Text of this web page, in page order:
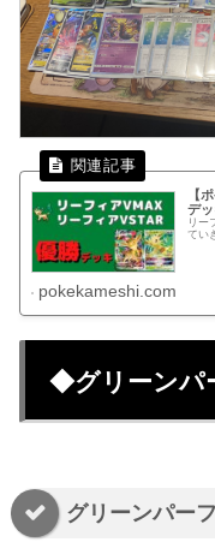
【
デ
リー
てい
pokekameshi.com
◆グリーンパ
グリーンパー